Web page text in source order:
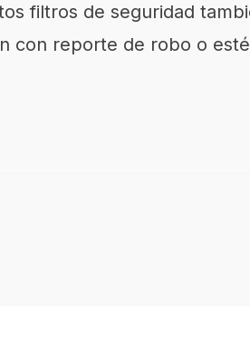
filtros de seguridad
con reporte de robo o